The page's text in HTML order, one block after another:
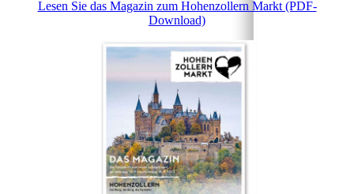
Lesen Sie das Magazin zum Hohenzollern Markt (PDF-
Download)